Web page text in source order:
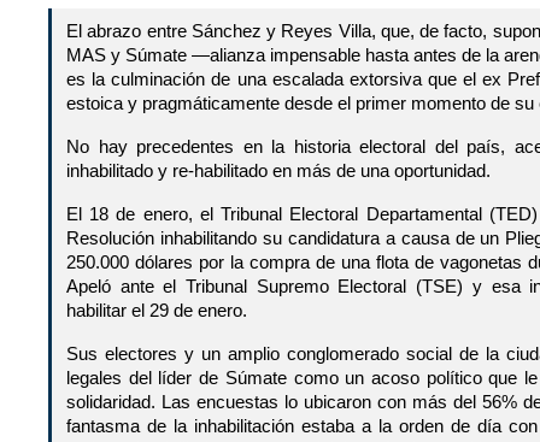
El abrazo entre Sánchez y Reyes Villa, que, de facto,
MAS y Súmate —alianza impensable hasta antes de la
es la culminación de una escalada extorsiva que el ex
estoica y pragmáticamente desde el primer momento de su
No hay precedentes en la historia electoral del país,
inhabilitado y re-habilitado en más de una oportunidad.
El 18 de enero, el Tribunal Electoral Departamental
Resolución inhabilitando su candidatura a causa de un
250.000 dólares por la compra de una flota de vagonetas
Apeló ante el Tribunal Supremo Electoral (TSE) y esa
habilitar el 29 de enero.
Sus electores y un amplio conglomerado social de la
legales del líder de Súmate como un acoso político que
solidaridad. Las encuestas lo ubicaron con más del 56%
fantasma de la inhabilitación estaba a la orden de día